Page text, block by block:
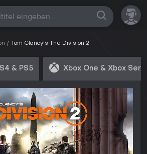
Tom Clancy's The Division 2
& PS5 Xbox One & Xbox